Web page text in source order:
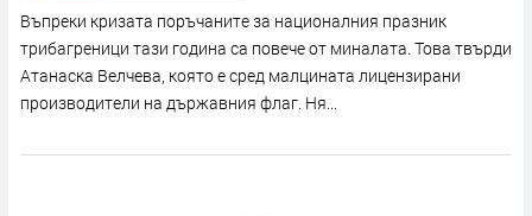
Въпреки кризата поръчаните за националния празник
трибагреници тази година са повече от миналата. Това твърди
Атанаска Велчева, която е сред малцината лицензирани
производители на държавния флаг. Ня...